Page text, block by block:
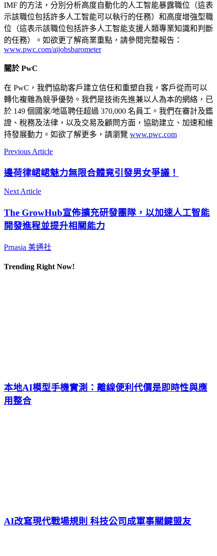
IMF 的方法，分別分析高度自動化的人工智能暴露職位（這表
示該職位包括許多人工智能可以執行的任務）和高度增強型職
位（這表示該職位包括許多人工智能支援人類專業知識和判斷
的任務）。如欲更了解商業重點，請參閱完整報告：
www.pwc.com/aijobsbarometer
關於 PwC
在 PwC，我們協助客戶建立信任和重塑自我，客戶從而可以
轉化複雜為競爭優勢。我們是技術先進兼以人為本的網絡，已
於 149 個國家/地區聘任超過 370,000 名員工。我們在審計及鑑
證、稅務及法律，以及交易及顧問方面，協助建立、加速和維
持發展動力。如欲了解更多，請瀏覽 www.pwc.com
Previous Article
邊荷律峮峮魅力無限合體竟引發男女爭議！
Next Article
The GrowHub宣佈擴充研發團隊，以加速人工智能
開發進程並提升相關能力
Prnasia 美通社
Trending Right Now!
本地AI模型手機實測：離線便利代價是即時性與應
用整合
AI改寫現代戰場規則 科技公司成軍事關鍵盟友